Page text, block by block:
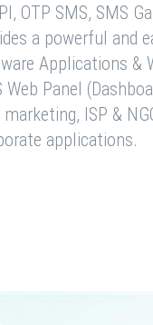
OTP SMS, SMS
a powerful and
Applications &
Panel
ISP &
applications.